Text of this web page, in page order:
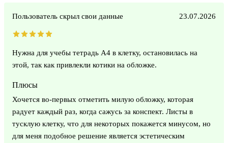
Пользователь скрыл свои данные 23.07.2026
Нужна для учебы тетрадь А4 в клетку, остановилась на
этой, так как привлекли котики на обложке.
Плюсы
Хочется во-первых отметить милую обложку, которая
радует каждый раз, когда сажусь за конспект. Листы в
тусклую клетку, что для некоторых покажется минусом, но
для меня подобное решение является эстетическим